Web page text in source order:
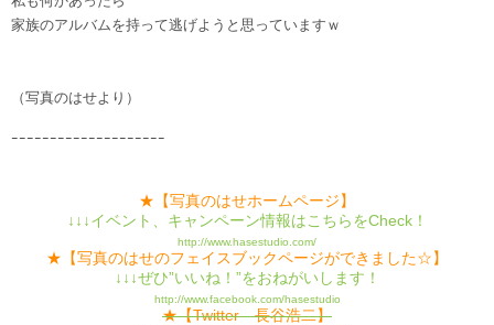
家族のアルバムを持って逃げようと思っていますｗ
（写真のはせより）
ｰｰｰｰｰｰｰｰｰｰｰｰｰｰｰｰｰｰｰｰ
★【写真のはせホームページ】
↓↓↓イベント、キャンペーン情報はこちらをCheck！
http://www.hasestudio.com/
★【写真のはせのフェイスブックページができました☆】
↓↓↓ぜひ”いいね！”をおねがいします！
http://www.facebook.com/hasestudio
★【Twitter 長谷浩二】